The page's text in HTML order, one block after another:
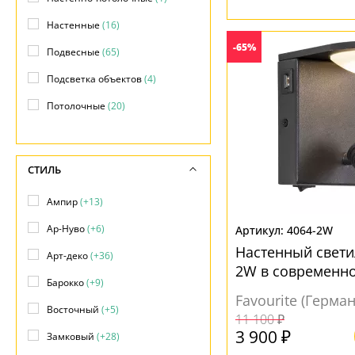
-65%
4064-2W
Настенный
2W в
Favourite
11 100 ₽
3 900 ₽
Настенные(16)
Подвесные(65)
Подсветка объектов(4)
Потолочные(20)
Фасадные(1)
СТИЛЬ
Ампир(+13)
Ар-Нуво(+6)
Арт-деко(+36)
Барокко(+9)
Восточный (+5)
Замковый (+28)